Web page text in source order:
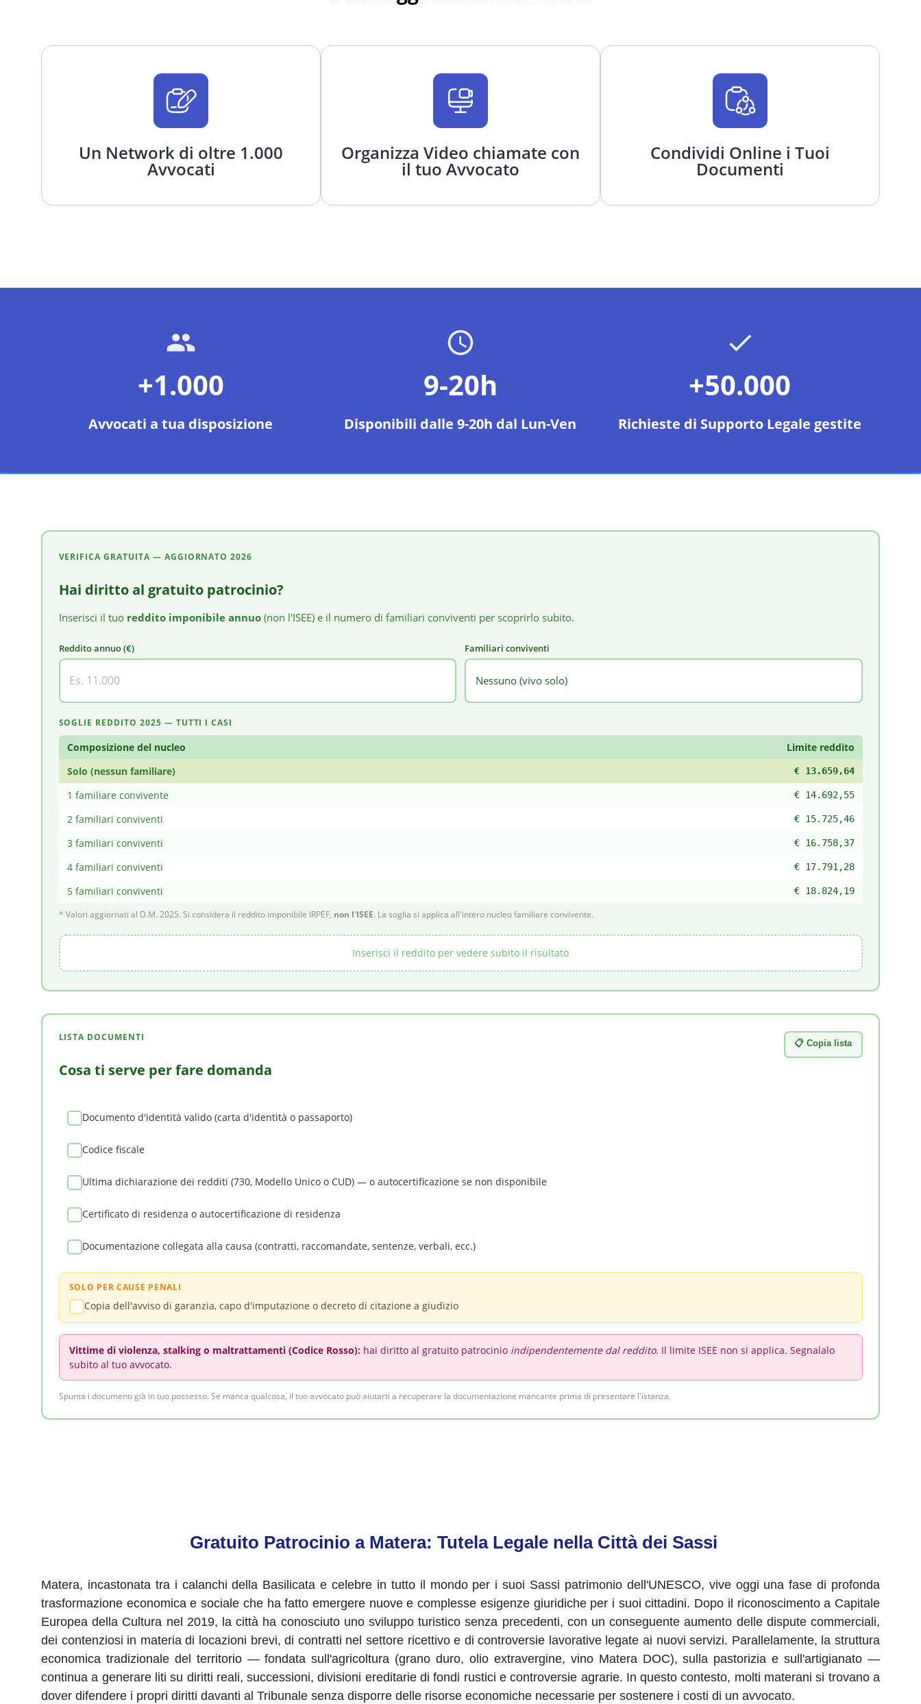
Un Network di oltre 1.000
Avvocati
Organizza Video chiamate con
il tuo Avvocato
Condividi Online i Tuoi
Documenti
+1.000
Avvocati a tua disposizione
9-20h
Disponibili dalle 9-20h dal Lun-Ven
+50.000
Richieste di Supporto Legale gestite
VERIFICA GRATUITA — AGGIORNATO2026
Hai diritto al gratuito patrocinio?
Inserisci il tuo reddito imponibile annuo(non l'ISEE) e il numero di familiari conviventi per scoprirlo subito.
Reddito annuo (€) Familiari conviventi
SOGLIE REDDITO 2025 — TUTTI I CASI
Composizione del nucleo
Limite reddito
Solo (nessun familiare)
€ 13.659,64
1 familiare convivente € 14.692,55
2 familiari conviventi € 15.725,46
3 familiari conviventi € 16.758,37
4 familiari conviventi € 17.791,28
5 familiari conviventi € 18.824,19
* Valori aggiornati al D.M. 2025. Si considera il reddito imponibile IRPEF, non l'ISEE. La soglia si applica all'intero nucleo familiare convivente.
Inserisci il reddito per vedere subito il risultato
LISTA DOCUMENTI
Cosa ti serve per fare domanda
📋 Copia lista
Documento d'identità valido (carta d'identità o passaporto)
Codice fiscale
Ultima dichiarazione dei redditi (730, Modello Unico o CUD) — o autocertificazione se non disponibile
Certificato di residenza o autocertificazione di residenza
Documentazione collegata alla causa (contratti, raccomandate, sentenze, verbali, ecc.)
SOLO PER CAUSE PENALI
Copia dell'avviso di garanzia, capo d'imputazione o decreto di citazione a giudizio
Vittime di violenza, stalking o maltrattamenti (Codice Rosso): hai diritto al gratuito patrocinio indipendentemente dal reddito. Il limite ISEE non si applica. Segnalalo
subito al tuo avvocato.
Spunta i documenti già in tuo possesso. Se manca qualcosa, il tuo avvocato può aiutarti a recuperare la documentazione mancante prima di presentare l'istanza.
Gratuito Patrocinio a Matera: Tutela Legale nella Città dei Sassi
Matera, incastonata tra i calanchi della Basilicata e celebre in tutto il mondo per i suoi Sassi patrimonio dell'UNESCO, vive oggi una fase di profonda
trasformazione economica e sociale che ha fatto emergere nuove e complesse esigenze giuridiche per i suoi cittadini. Dopo il riconoscimento a Capitale
Europea della Cultura nel 2019, la città ha conosciuto uno sviluppo turistico senza precedenti, con un conseguente aumento delle dispute commerciali,
dei contenziosi in materia di locazioni brevi, di contratti nel settore ricettivo e di controversie lavorative legate ai nuovi servizi. Parallelamente, la struttura
economica tradizionale del territorio — fondata sull'agricoltura (grano duro, olio extravergine, vino Matera DOC), sulla pastorizia e sull'artigianato —
continua a generare liti su diritti reali, successioni, divisioni ereditarie di fondi rustici e controversie agrarie. In questo contesto, molti materani si trovano a
dover difendere i propri diritti davanti al Tribunale senza disporre delle risorse economiche necessarie per sostenere i costi di un avvocato.